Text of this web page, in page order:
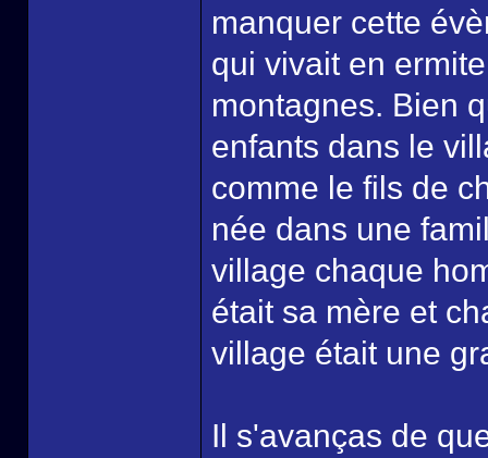
manquer cette
qui vivait en
montagnes. Bien
enfants dans le
comme le fils de
née dans une
village chaque
était sa mère et
village était une
Il s'avanças de